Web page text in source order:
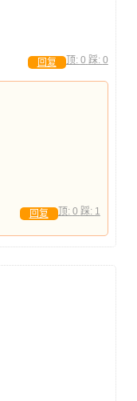
顶: 0 踩: 0
回复
顶: 0 踩: 1
回复